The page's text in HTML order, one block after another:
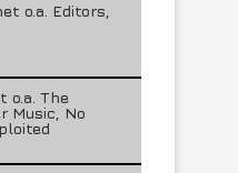
o.a. Editors,
o.a. The
Music, No